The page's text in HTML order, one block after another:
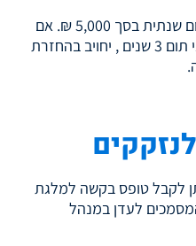
בנוסף, יקבל הסטודנט מלגת קיום שנתית בסך 5,000 ₪. אם
הסטודנט יפסיק את לימודיו לפני תום 3 שנים , יחויב בהחזרת
לקבל טופס בקשה למלגת
לעדן במנהל